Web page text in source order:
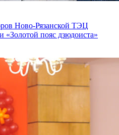
Ново-Рязанской ТЭЦ
пояс дзюдоиста»